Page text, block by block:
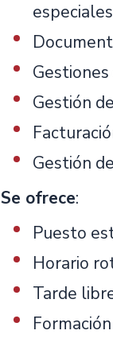
Gestiones
Gestión
Gestión
Se ofrece:
Puesto
Horario
Tarde